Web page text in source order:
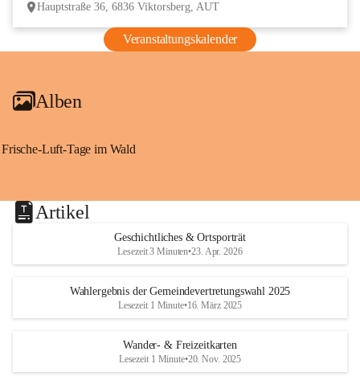
Hauptstraße 36, 6836 Viktorsberg, AUT
Veranstaltungskalender
Alben
Frische-Luft-Tage im Wald
Artikel
Geschichtliches & Ortsporträt
Lesezeit 3 Minuten•23. Apr. 2026
Wahlergebnis der Gemeindevertretungswahl 2025
Lesezeit 1 Minute•16. März 2025
Wander- & Freizeitkarten
Lesezeit 1 Minute•20. Nov. 2025